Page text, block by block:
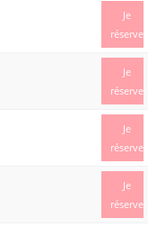
Je
réserve
Je
réserve
Je
réserve
Je
réserve